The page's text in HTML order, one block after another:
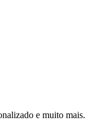
e muito mais.